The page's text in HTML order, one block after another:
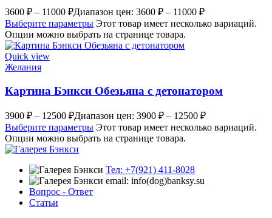
3600 ₽ – 11000 ₽Диапазон цен: 3600 ₽ – 11000 ₽
Выберите параметры Этот товар имеет несколько вариаций.
Опции можно выбрать на странице товара.
Quick view
Желания
Картина Бэнкси Обезьяна с детонатором
3900 ₽ – 12500 ₽Диапазон цен: 3900 ₽ – 12500 ₽
Выберите параметры Этот товар имеет несколько вариаций.
Опции можно выбрать на странице товара.
Тел: +7(921) 411-8028
email: info(dog)banksy.su
Вопрос - Ответ
Статьи